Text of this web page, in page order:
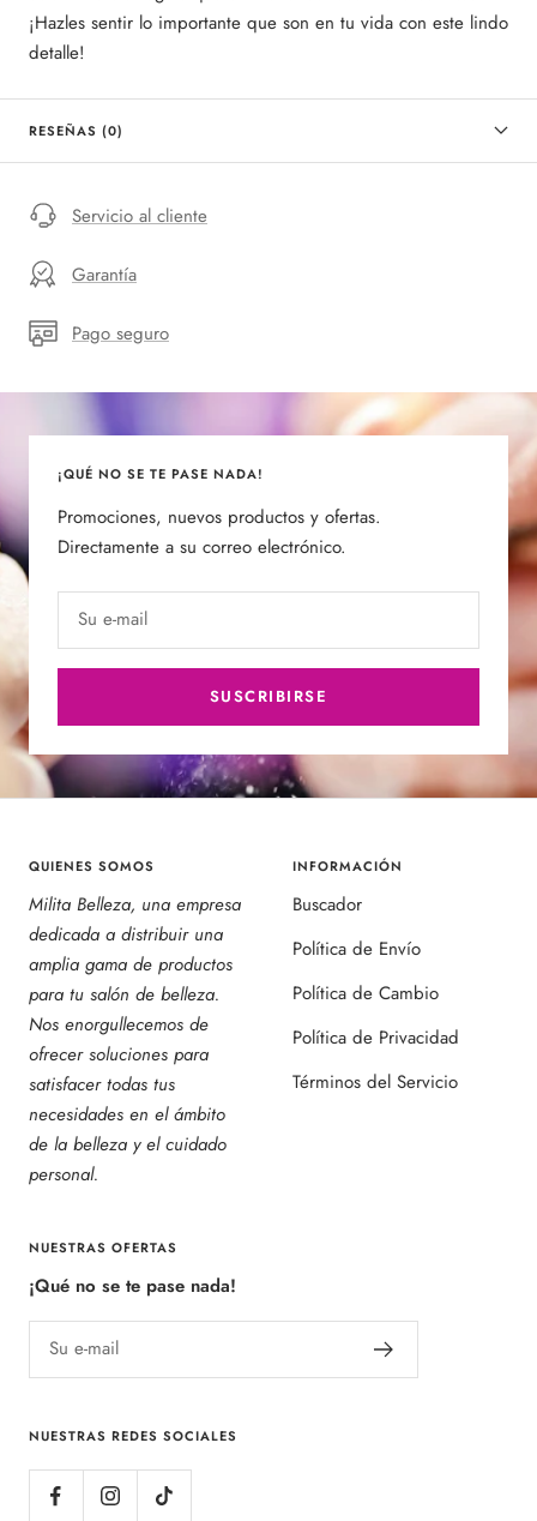
¡Hazles sentir lo importante que son en tu vida con este lindo
detalle!
RESEÑAS (0)
Servicio al cliente
Garantía
Pago seguro
¡QUÉ NO SE TE PASE NADA!
Promociones, nuevos productos y ofertas.
Directamente a su correo electrónico.
Su e-mail
SUSCRIBIRSE
QUIENES SOMOS
Milita Belleza, una empresa
dedicada a distribuir una
amplia gama de productos
para tu salón de belleza.
Nos enorgullecemos de
ofrecer soluciones para
satisfacer todas tus
necesidades en el ámbito
de la belleza y el cuidado
personal.
INFORMACIÓN
Buscador
Política de Envío
Política de Cambio
Política de Privacidad
Términos del Servicio
NUESTRAS OFERTAS
¡Qué no se te pase nada!
Su e-mail
NUESTRAS REDES SOCIALES